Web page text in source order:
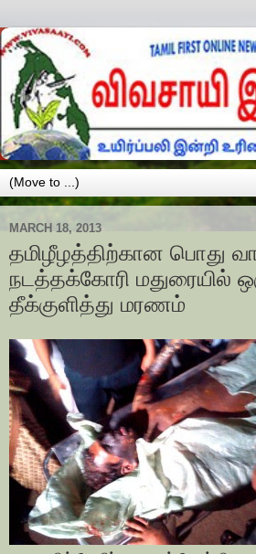
MARCH 18, 2013
தமிழீழத்திற்கான பொது
நடத்தக்கோரி மதுரையில்
தீக்குளித்து மரணம்